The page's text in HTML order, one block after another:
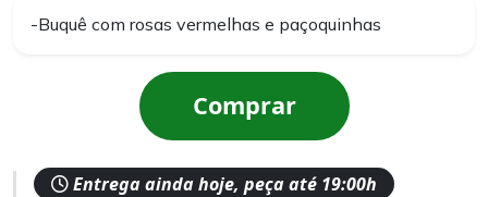
-Buquê com rosas vermelhas e paçoquinhas
Comprar
Entrega ainda hoje, peça até 19:00h